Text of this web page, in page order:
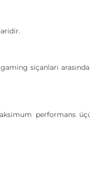
siçanları
performans